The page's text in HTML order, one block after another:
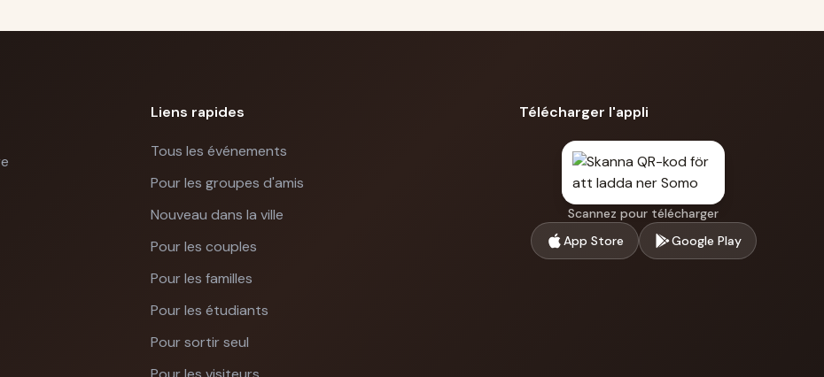
Liens rapides
Tous les événements
Pour les groupes d'amis
Nouveau dans la ville
Pour les couples
Pour les familles
Pour les étudiants
Pour sortir seul
Télécharger l'appli
Scannez pour télécharger
App Store
Google Play